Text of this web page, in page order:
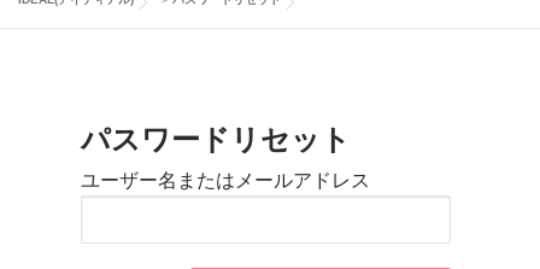
パスワードリセット
ユーザー名またはメールアドレス